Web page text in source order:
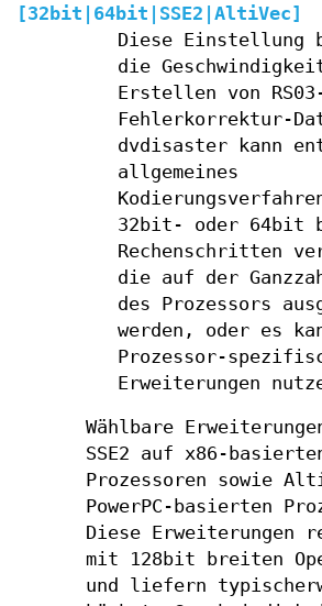
[32bit|64bit|SSE2|AltiVec]
Diese Einstellung
die
Erstellen von
Fehlerkorrektur-
dvdisaster kann
allgemeines
32bit- oder 64bit
Rechenschritten
die auf der
des Prozessors
werden, oder es
Prozessor-
Erweiterungen
Wählbare
SSE2 auf x86-
Prozessoren sowie
PowerPC-basierten
Diese Erweiterungen
mit 128bit breiten
und liefern